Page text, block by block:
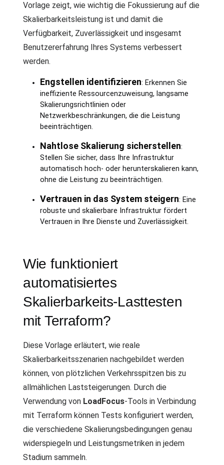
Vorlage zeigt, wie wichtig die Fokussierung auf die
Skalierbarkeitsleistung ist und damit die
Verfügbarkeit, Zuverlässigkeit und insgesamt
Benutzererfahrung Ihres Systems verbessert
werden.
Engstellen identifizieren: Erkennen Sie
ineffiziente Ressourcenzuweisung, langsame
Skalierungsrichtlinien oder
Netzwerkbeschränkungen, die die Leistung
beeinträchtigen.
Nahtlose Skalierung sicherstellen:
Stellen Sie sicher, dass Ihre Infrastruktur
automatisch hoch- oder herunterskalieren kann,
ohne die Leistung zu beeinträchtigen.
Vertrauen in das System steigern: Eine
robuste und skalierbare Infrastruktur fördert
Vertrauen in Ihre Dienste und Zuverlässigkeit.
Wie funktioniert
automatisiertes
Skalierbarkeits-Lasttesten
mit Terraform?
Diese Vorlage erläutert, wie reale
Skalierbarkeitsszenarien nachgebildet werden
können, von plötzlichen Verkehrsspitzen bis zu
allmählichen Laststeigerungen. Durch die
Verwendung von LoadFocus-Tools in Verbindung
mit Terraform können Tests konfiguriert werden,
die verschiedene Skalierungsbedingungen genau
widerspiegeln und Leistungsmetriken in jedem
Stadium sammeln.